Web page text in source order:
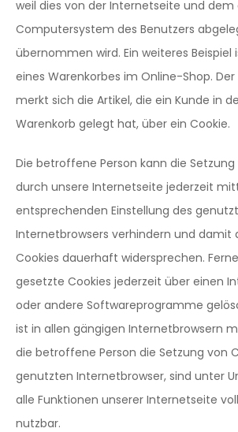
weil dies von der Internetseite und
Computersystem des Benutzers
übernommen wird. Ein weiteres Beispiel
eines Warenkorbes im Online-Shop.
merkt sich die Artikel, die ein Kunde in
Warenkorb gelegt hat, über ein Cookie.
Die betroffene Person kann die Setzung
durch unsere Internetseite jederzeit
entsprechenden Einstellung des
Internetbrowsers verhindern und damit
Cookies dauerhaft widersprechen.
gesetzte Cookies jederzeit über einen
oder andere Softwareprogramme
ist in allen gängigen Internetbrowsern
die betroffene Person die Setzung von
genutzten Internetbrowser, sind unter
alle Funktionen unserer Internetseite
nutzbar.